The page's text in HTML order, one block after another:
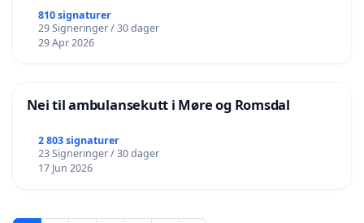
810 signaturer
29 Signeringer / 30 dager
29 Apr 2026
Nei til ambulansekutt i Møre og Romsdal
2 803 signaturer
23 Signeringer / 30 dager
17 Jun 2026